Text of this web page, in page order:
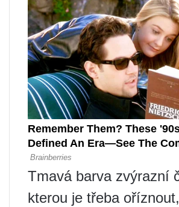
Tmavá barva zvýrazní
kterou je třeba